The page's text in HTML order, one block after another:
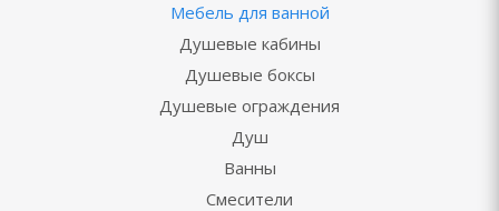
Мебель для ванной
Душевые кабины
Душевые боксы
Душевые ограждения
Душ
Ванны
Смесители